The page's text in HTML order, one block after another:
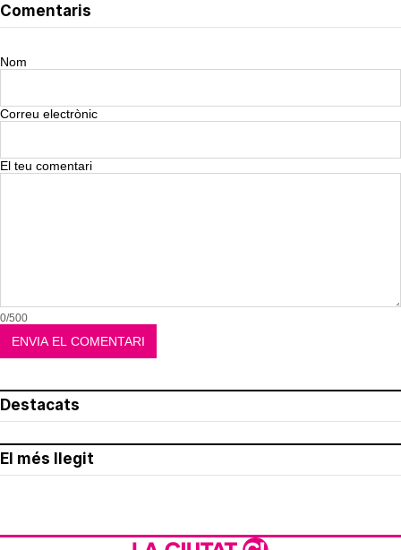
Comentaris
Nom
Correu electrònic
El teu comentari
0/500
Destacats
El més llegit